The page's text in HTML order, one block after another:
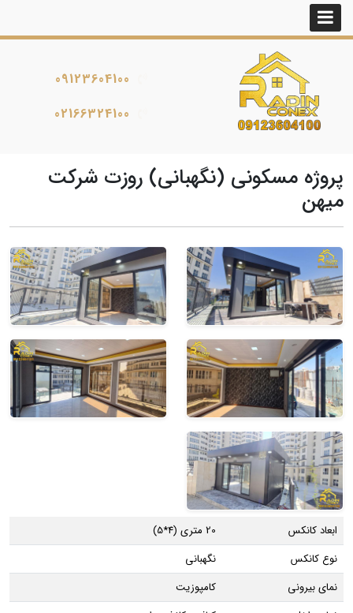
09123604100
02166324100
پروژه مسکونی (نگهبانی) روزت شرکت
میهن
ابعاد کانکس
20 متری (4*5)
نوع کانکس
نگهبانی
نمای بیرونی
کامپوزیت